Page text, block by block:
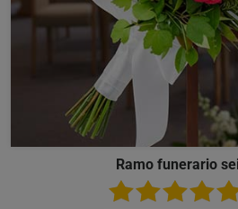
Ramo funerario